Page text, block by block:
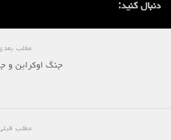
دنبال کنید:
مطلب
جنگ اوکراین و
مطلب